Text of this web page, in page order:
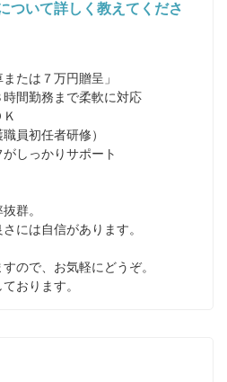
ついて詳しく教えてくださ
たは７万円贈呈」
間勤務まで柔軟に対応
員初任者研修）
しっかりサポート
群。
には自信があります。
ので、お気軽にどうぞ。
おります。